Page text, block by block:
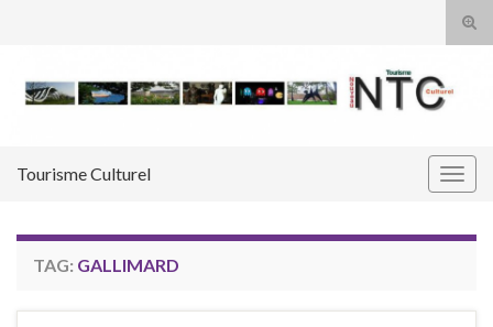
Tourisme Culturel
TAG: GALLIMARD